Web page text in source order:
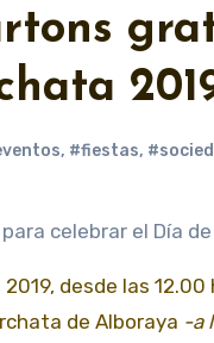
, #fiestas,
de Alboraya -a